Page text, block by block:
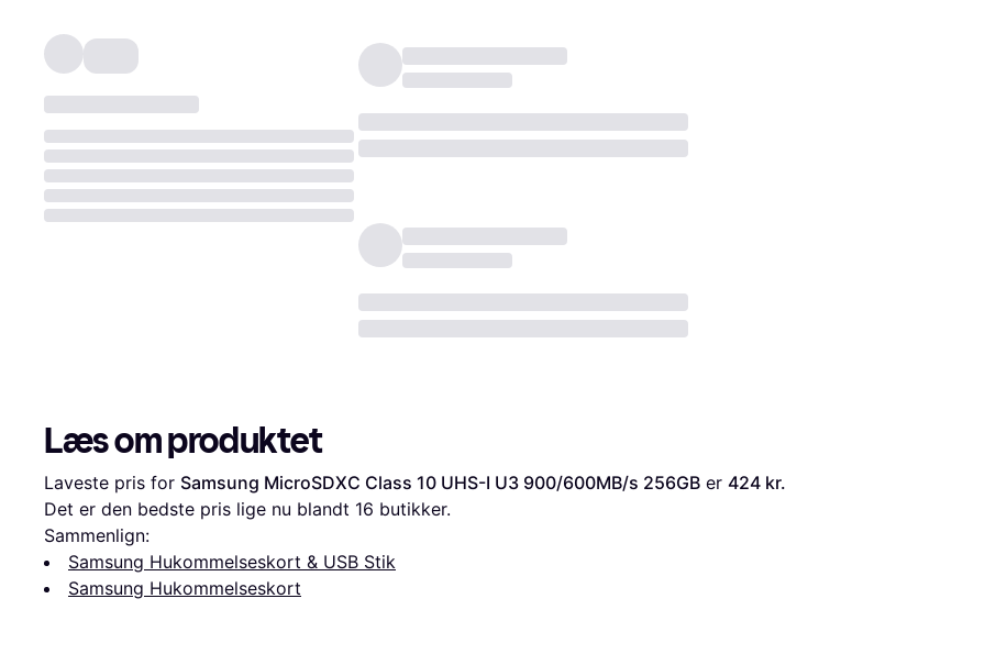
Læs om produktet
Laveste pris for Samsung MicroSDXC Class 10 UHS-I U3 900/600MB/s 256GB er 424 kr.
Det er den bedste pris lige nu blandt 16 butikker.
Sammenlign:
Samsung Hukommelseskort & USB Stik
Samsung Hukommelseskort